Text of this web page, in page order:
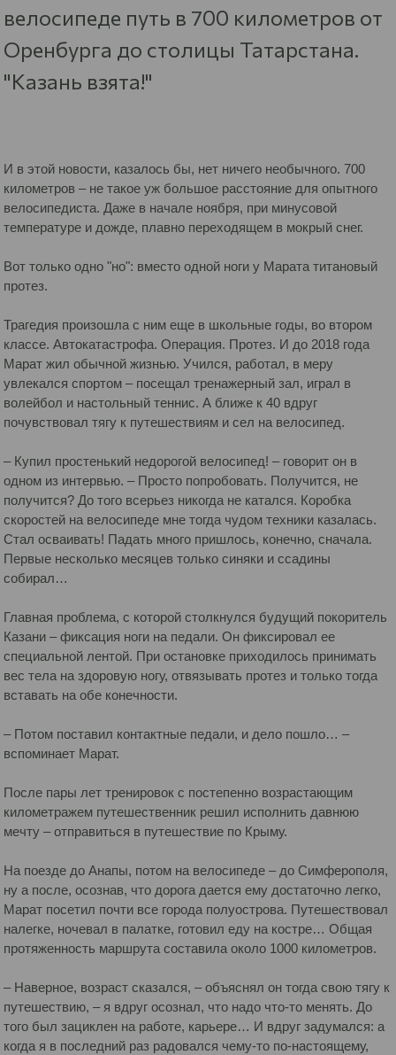
велосипеде путь в 700 километров от
Оренбурга до столицы Татарстана.
"Казань взята!"
И в этой новости, казалось бы, нет ничего необычного. 700
километров – не такое уж большое расстояние для опытного
велосипедиста. Даже в начале ноября, при минусовой
температуре и дожде, плавно переходящем в мокрый снег.
Вот только одно "но": вместо одной ноги у Марата титановый
протез.
Трагедия произошла с ним еще в школьные годы, во втором
классе. Автокатастрофа. Операция. Протез. И до 2018 года
Марат жил обычной жизнью. Учился, работал, в меру
увлекался спортом – посещал тренажерный зал, играл в
волейбол и настольный теннис. А ближе к 40 вдруг
почувствовал тягу к путешествиям и сел на велосипед.
– Купил простенький недорогой велосипед! – говорит он в
одном из интервью. – Просто попробовать. Получится, не
получится? До того всерьез никогда не катался. Коробка
скоростей на велосипеде мне тогда чудом техники казалась.
Стал осваивать! Падать много пришлось, конечно, сначала.
Первые несколько месяцев только синяки и ссадины
собирал…
Главная проблема, с которой столкнулся будущий покоритель
Казани – фиксация ноги на педали. Он фиксировал ее
специальной лентой. При остановке приходилось принимать
вес тела на здоровую ногу, отвязывать протез и только тогда
вставать на обе конечности.
– Потом поставил контактные педали, и дело пошло… –
вспоминает Марат.
После пары лет тренировок с постепенно возрастающим
километражем путешественник решил исполнить давнюю
мечту – отправиться в путешествие по Крыму.
На поезде до Анапы, потом на велосипеде – до Симферополя,
ну а после, осознав, что дорога дается ему достаточно легко,
Марат посетил почти все города полуострова. Путешествовал
налегке, ночевал в палатке, готовил еду на костре… Общая
протяженность маршрута составила около 1000 километров.
– Наверное, возраст сказался, – объяснял он тогда свою тягу к
путешествию, – я вдруг осознал, что надо что-то менять. До
того был зациклен на работе, карьере… И вдруг задумался: а
когда я в последний раз радовался чему-то по-настоящему,